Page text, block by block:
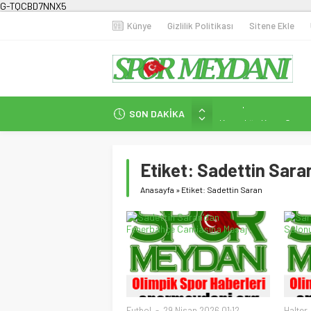
G-TQCBD7NNX5
Künye Gizlilik Politikası Sitene Ekle
SON DAKİKA
Milli
Gecesi
Fenerbahçe Kadın
Efor Çay’dan Futbola
Etiket: Sadettin
Anasayfa » Etiket: Sadettin Saran